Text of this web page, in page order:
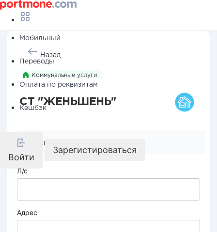
Мобильный
Переводы
Оплата по реквизитам
Кешбэк
Войти
Зарегистироваться
Назад
Коммунальные услуги
СТ "ЖЕНЬШЕНЬ"
Реквизиты компании
Л/с
Адрес